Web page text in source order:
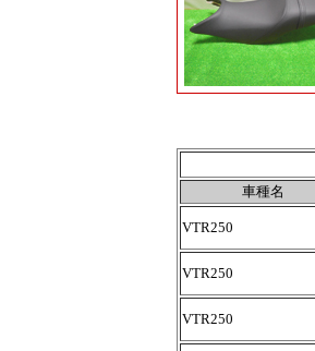
車種名
VTR250
VTR250
VTR250